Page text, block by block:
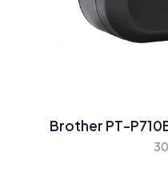
Brother PT-